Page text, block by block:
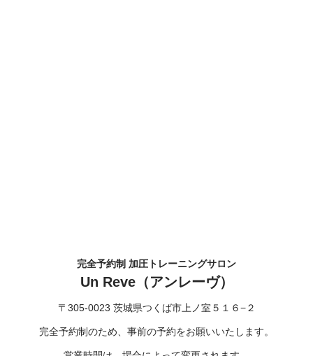
完全予約制 加圧トレーニングサロン
Un Reve（アンレーヴ）
〒305-0023 茨城県つくば市上ノ室５１６−２
完全予約制のため、事前の予約をお願いいたします。